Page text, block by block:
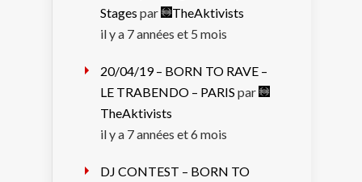
Stages par
TheAktivists
il y a 7 années et 5 mois
20/04/19 – BORN TO RAVE –
LE TRABENDO – PARIS par
TheAktivists
il y a 7 années et 6 mois
DJ CONTEST – BORN TO